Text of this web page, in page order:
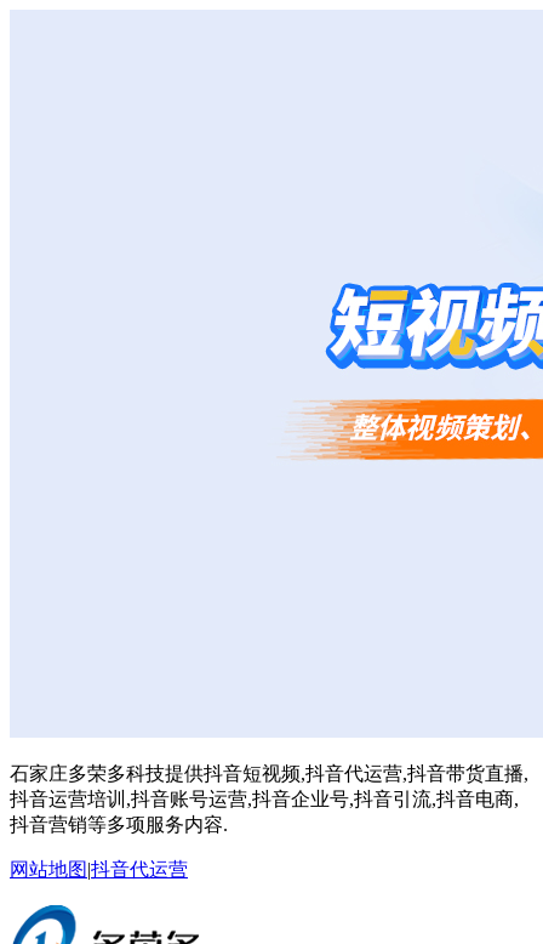
石家庄多荣多科技提供抖音短视频,抖音代运营,抖音带货直播,
抖音运营培训,抖音账号运营,抖音企业号,抖音引流,抖音电商,
抖音营销等多项服务内容.
网站地图|抖音代运营